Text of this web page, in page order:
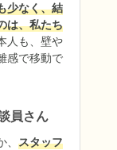
少なく、結
は、私たち
人も、壁や
感で移動で
員さん
スタッフ